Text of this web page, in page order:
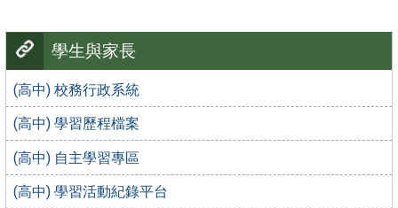
學生與家長
(高中) 校務行政系統
(高中) 學習歷程檔案
(高中) 自主學習專區
(高中) 學習活動紀錄平台